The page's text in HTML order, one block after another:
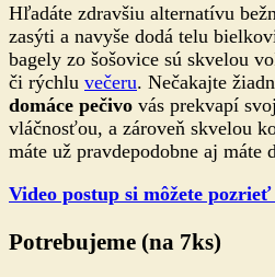
Hľadáte zdravšiu alternatívu
zasýti a navyše dodá telu
bagely zo šošovice sú skvelou
či rýchlu večeru. Nečakajte
domáce pečivo vás prekvapí
vláčnosťou, a zároveň skvelou
máte už pravdepodobne aj máte
Video postup si môžete
Potrebujeme (na 7ks)